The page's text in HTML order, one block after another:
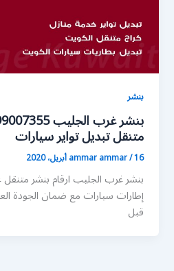
بنشر
متنقل تبديل تواير سيارات
ammar ammar/16 أبريل، 2020
بنشر غرب الجليب ارقام بنشر
إطارات سيارات مع ضمان الجودة
قبل